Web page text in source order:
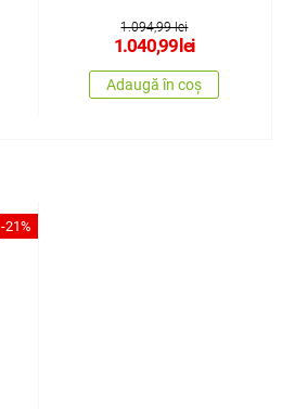
1.094,99 lei
1.040,99lei
Adaugă în coș
-21%